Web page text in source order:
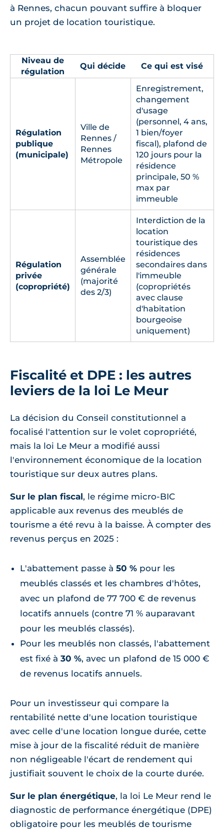
à Rennes, chacun pouvant suffire à bloquer
un projet de location touristique.
Niveau de
régulation
Qui décide Ce qui est visé
Régulation
publique
(municipale)
Ville de
Rennes /
Rennes
Métropole
Enregistrement,
changement
d'usage
(personnel, 4 ans,
1 bien/foyer
fiscal), plafond de
120 jours pour la
résidence
principale, 50 %
max par
immeuble
Régulation
privée
(copropriété)
Assemblée
générale
(majorité
des 2/3)
Interdiction de la
location
touristique des
résidences
secondaires dans
l'immeuble
(copropriétés
avec clause
d'habitation
bourgeoise
uniquement)
Fiscalité et DPE : les autres
leviers de la loi Le Meur
La décision du Conseil constitutionnel a
focalisé l'attention sur le volet copropriété,
mais la loi Le Meur a modifié aussi
l'environnement économique de la location
touristique sur deux autres plans.
Sur le plan fiscal, le régime micro-BIC
applicable aux revenus des meublés de
tourisme a été revu à la baisse. À compter des
revenus perçus en 2025 :
L'abattement passe à 50 % pour les
meublés classés et les chambres d'hôtes,
avec un plafond de 77 700 € de revenus
locatifs annuels (contre 71 % auparavant
pour les meublés classés).
Pour les meublés non classés, l'abattement
est fixé à 30 %, avec un plafond de 15 000 €
de revenus locatifs annuels.
Pour un investisseur qui compare la
rentabilité nette d'une location touristique
avec celle d'une location longue durée, cette
mise à jour de la fiscalité réduit de manière
non négligeable l'écart de rendement qui
justifiait souvent le choix de la courte durée.
Sur le plan énergétique, la loi Le Meur rend le
diagnostic de performance énergétique (DPE)
obligatoire pour les meublés de tourisme